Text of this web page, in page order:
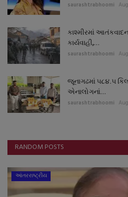
saurashtrabhoomi
કાશ્મીરમાં
કાર્યવાહી,...
saurashtrabhoomi
જૂનાગઢમાં ૫૮૪.૫
એનાલોગનાં...
saurashtrabhoomi
RANDOM POSTS
આંતરરાષ્ટ્રીય